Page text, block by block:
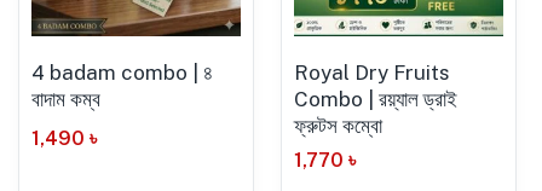
4 badam combo | ৪
বাদাম কম্ব
1,490 ৳
Royal Dry Fruits
Combo | রয়্যাল ড্রাই
ফ্রুটস কম্বো
1,770 ৳